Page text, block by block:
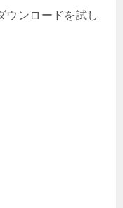
ウンロードを試し